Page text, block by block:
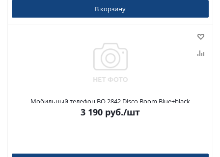
В корзину
Мобильный телефон BQ 2842 Disco Boom Blue+black
3 190 руб./шт